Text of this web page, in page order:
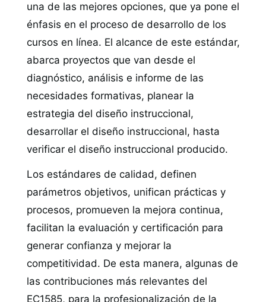
una de las mejores opciones, que ya pone el
énfasis en el proceso de desarrollo de los
cursos en línea. El alcance de este estándar,
abarca proyectos que van desde el
diagnóstico, análisis e informe de las
necesidades formativas, planear la
estrategia del diseño instruccional,
desarrollar el diseño instruccional, hasta
verificar el diseño instruccional producido.
Los estándares de calidad, definen
parámetros objetivos, unifican prácticas y
procesos, promueven la mejora continua,
facilitan la evaluación y certificación para
generar confianza y mejorar la
competitividad. De esta manera, algunas de
las contribuciones más relevantes del
EC1585, para la profesionalización de la